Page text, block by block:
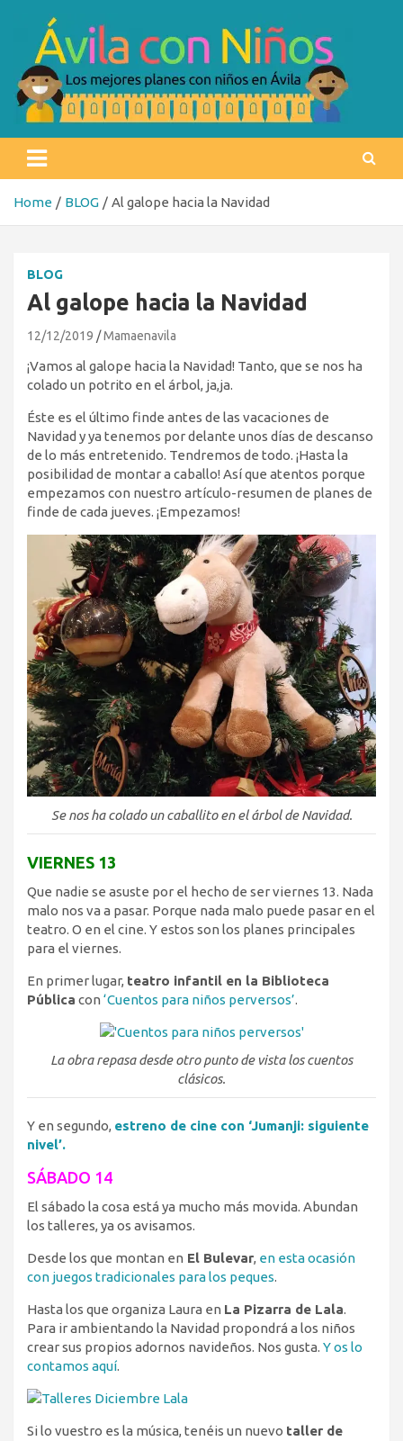
content
Ávila con niños
Home BLOG Al galope hacia la Navidad
BLOG
Al galope hacia la Navidad
12/12/2019 Mamaenavila
¡Vamos al galope hacia la Navidad! Tanto, que se nos ha
colado un potrito en el árbol, ja,ja.
Éste es el último finde antes de las vacaciones de
Navidad y ya tenemos por delante unos días de descanso
de lo más entretenido. Tendremos de todo. ¡Hasta la
posibilidad de montar a caballo! Así que atentos porque
empezamos con nuestro artículo-resumen de planes de
finde de cada jueves. ¡Empezamos!
Se nos ha colado un caballito en el árbol de Navidad.
VIERNES 13
Que nadie se asuste por el hecho de ser viernes 13. Nada
malo nos va a pasar. Porque nada malo puede pasar en el
teatro. O en el cine. Y estos son los planes principales
para el viernes.
En primer lugar, teatro infantil en la Biblioteca
Pública con ‘Cuentos para niños perversos’.
La obra repasa desde otro punto de vista los cuentos
clásicos.
Y en segundo, estreno de cine con ‘Jumanji: siguiente
nivel’.
SÁBADO 14
El sábado la cosa está ya mucho más movida. Abundan
los talleres, ya os avisamos.
Desde los que montan en El Bulevar, en esta ocasión
con juegos tradicionales para los peques.
Hasta los que organiza Laura en La Pizarra de Lala.
Para ir ambientando la Navidad propondrá a los niños
crear sus propios adornos navideños. Nos gusta. Y os lo
contamos aquí.
Si lo vuestro es la música, tenéis un nuevo taller de